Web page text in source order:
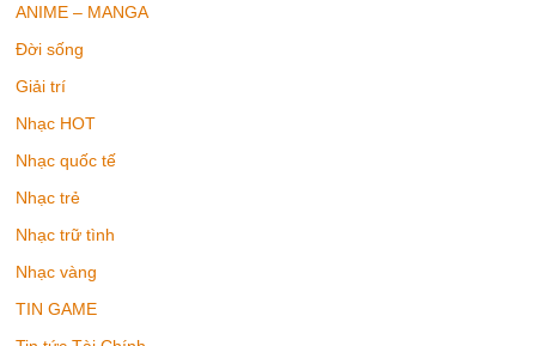
ANIME – MANGA
Đời sống
Giải trí
Nhạc HOT
Nhạc quốc tế
Nhạc trẻ
Nhạc trữ tình
Nhạc vàng
TIN GAME